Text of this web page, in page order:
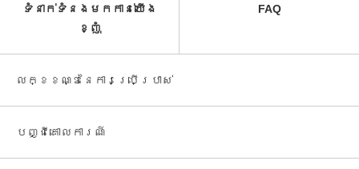
ទំនាក់ទំនងមកកាន់យើង
ខ្ញុំ
FAQ
លក្ខខណ្ឌនៃការប្រើប្រាស់
បញ្ជី​គោលការណ៍